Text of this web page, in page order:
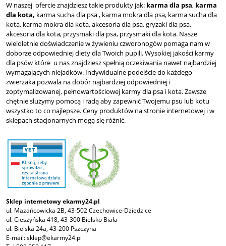
W naszej ofercie znajdziesz takie produkty jak: karma dla psa, karma
dla kota, karma sucha dla psa , karma mokra dla psa, karma sucha dla
kota, karma mokra dla kota, akcesoria dla psa, gryzaki dla psa,
akcesoria dla kota, przysmaki dla psa, przysmaki dla kota. Nasze
wieloletnie doświadczenie w żywieniu czworonogów pomaga nam w
doborze odpowiedniej diety dla Twoich pupili. Wysokiej jakości karmy
dla psów które u nas znajdziesz spełnią oczekiwania nawet najbardziej
wymagających niejadków. Indywidualne podejście do każdego
zwierzaka pozwala na dobór najbardziej odpowiedniej i
zoptymalizowanej, pełnowartościowej karmy dla psa i kota. Zawsze
chętnie służymy pomocą i radą aby zapewnić Twojemu psu lub kotu
wszystko to co najlepsze. Ceny produktów na stronie internetowej i w
sklepach stacjonarnych mogą się różnić.
Sklep internetowy ekarmy24.pl
ul. Mazańcowicka 2B, 43-502 Czechowice-Dziedzice
ul. Cieszyńska 418, 43-300 Bielsko Biała
ul. Bielska 24a, 43-200 Pszczyna
E-mail:sklep@ekarmy24.pl